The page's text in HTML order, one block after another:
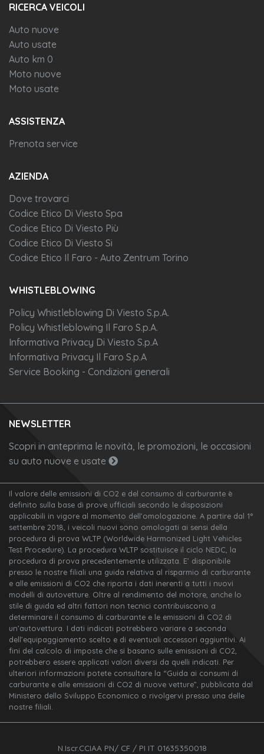
RICERCA VEICOLI
Auto nuove
Auto usate
Auto km 0
Moto nuove
Moto usate
ASSISTENZA
Prenota service
AZIENDA
Dove trovarci
Codice Etico Di Viesto Spa
Codice Etico Di Viesto Più
Codice Etico Di Viesto Si
Codice Etico Il Faro - Auto Zentrum Torino
WHISTLEBLOWING
Policy Whistleblowing Di Viesto S.p.A.
Policy Whistleblowing Il Faro S.p.A.
Informativa Privacy Di Viesto S.p.A
Informativa Privacy Il Faro S.p.A
Service Booking - Condizioni generali
NEWSLETTER
Scopri in anteprima le novità, le promozioni, le occasioni
su auto nuove e usate
Il valore delle emissioni di CO2 e del consumo di carburante è
definito sulla base di prove ufficiali secondo le disposizioni
applicabili in vigore al momento dell'omologazione. A partire dal 1°
settembre 2018, i veicoli nuovi sono omologati ai sensi della
procedura di prova WLTP (Worldwide Harmonized Light Vehicles
Test Procedure). La procedura WLTP sostituisce il ciclo NEDC, la
procedura di prova precedentemente utilizzata. E’ disponibile
presso le nostre filiali una guida relativa al risparmio di carburante
e alle emissioni di CO2 che riporta i dati inerenti a tutti i nuovi
modelli di autovetture. Oltre al rendimento del motore, anche lo
stile di guida ed altri fattori non tecnici contribuiscono a
determinare il consumo di carburante e le emissioni di CO2 di
un’autovettura. I dati indicati potrebbero variare a seconda
dell’equipaggiamento scelto e di eventuali accessori aggiuntivi. Ai
fini del calcolo di imposte che si basano sulle emissioni di CO2,
potrebbero essere applicati valori diversi da quelli indicati. Per
ulteriori informazioni potete consultare la “Guida ai consumi di
carburante e alle emissioni di CO2 di nuove vetture”, pubblicata dal
Ministero dello Sviluppo Economico o rivolgervi presso una delle
nostre filiali.
N.Iscr.CCIAA PN/ CF / PI IT 01635350018